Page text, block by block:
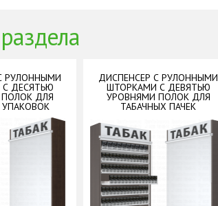
РУЛОННЫМИ
ДЕСЯТЬЮ
ДЛЯ
УПАКОВОК
ДИСПЕНСЕР С РУЛОННЫМИ
ШТОРКАМИ С ДЕВЯТЬЮ
УРОВНЯМИ ПОЛОК ДЛЯ
ТАБАЧНЫХ ПАЧЕК